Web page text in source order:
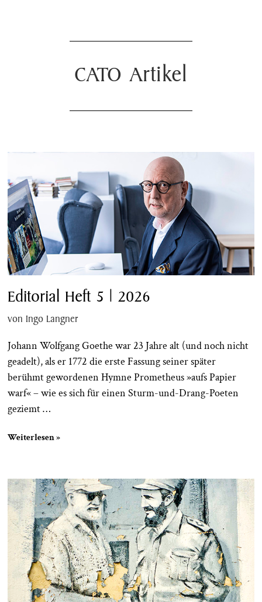
CATO Artikel
Editorial Heft 5 | 2026
von Ingo Langner
Johann ­Wolfgang ­Goethe war 23 Jahre alt (und noch nicht
geadelt), als er 1772 die erste Fassung seiner später
berühmt gewordenen Hymne Prometheus »aufs Papier
warf« – wie es sich für einen Sturm-und-Drang-Poeten
geziemt …
Weiterlesen »